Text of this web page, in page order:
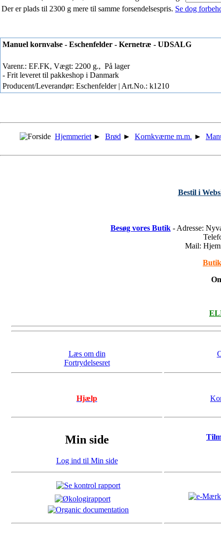
Der er plads til 2300 g mere til samme forsendelsespris. Se dog
Manuel kornvalse - Eschenfelder - Kernetræ - UDSALG
Varenr.: EF.FK, Vægt: 2200 g., På lager
- Frit leveret til pakkeshop i Danmark
Producent/Leverandør: Eschenfelder | Art.No.: k1210
Hjemmeriet ► Brød ► Kornkværne m.m. ►
Bestil i
Besøg vores Butik - Adresse:
Mail:
Læs om din
Fortrydelsesret
Hjælp
Min side
Log ind til Min side